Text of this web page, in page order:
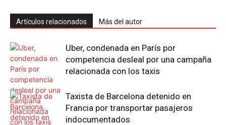
Artículos relacionados Más del autor
Uber, condenada en París por
competencia desleal por una campaña
relacionada con los taxis
Taxista de Barcelona detenido en
Francia por transportar pasajeros
indocumentados